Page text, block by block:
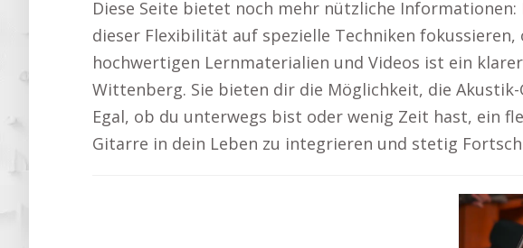
Diese Seite bietet noch mehr nützliche Informationen:
dieser Flexibilität auf spezielle Techniken
hochwertigen Lernmaterialien und Videos ist ein
Wittenberg. Sie bieten dir die Möglichkeit, die
Egal, ob du unterwegs bist oder wenig Zeit hast, ein
Gitarre in dein Leben zu integrieren und stetig